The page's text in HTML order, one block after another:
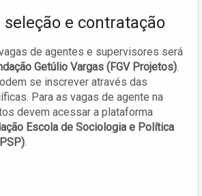
seleção e contratação
de agentes e supervisores será
Getúlio Vargas (FGV Projetos).
se inscrever através das
Para as vagas de agente na
devem acessar a plataforma
Escola de Sociologia e Política
.